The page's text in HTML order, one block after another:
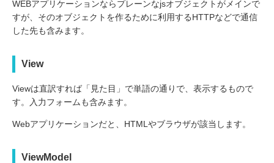
WEBアプリケーションならプレーンなjsオブジェクトがメインで
すが、そのオブジェクトを作るために利用するHTTPなどで通信
した先も含みます。
View
Viewは直訳すれば「見た目」で単語の通りで、表示するもので
す。入力フォームも含みます。
Webアプリケーションだと、HTMLやブラウザが該当します。
ViewModel